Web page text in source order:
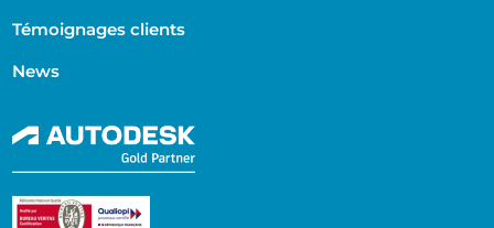
Témoignages clients
News